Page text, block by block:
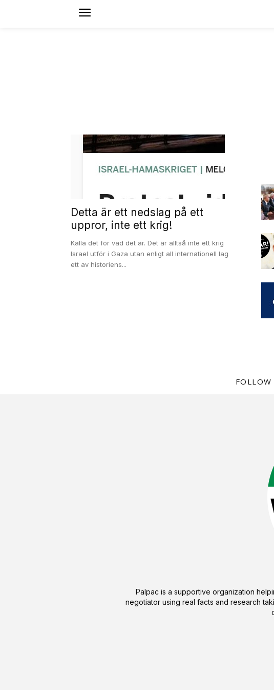
Detta är ett nedslag på ett
uppror, inte ett krig!
Kalla det för vad det är. Det är alltså inte ett krig
Israel utför i Gaza utan enligt all internationell lag
ett av historiens...
Palpac is a supportive organization
negotiator using real facts and research